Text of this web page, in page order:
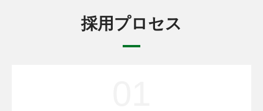
採用プロセス